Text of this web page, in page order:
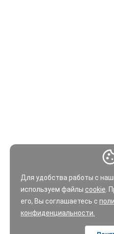
Для удобства работы с
используем файлы cookie .
его, Вы соглашаетесь с
конфиденциальности.